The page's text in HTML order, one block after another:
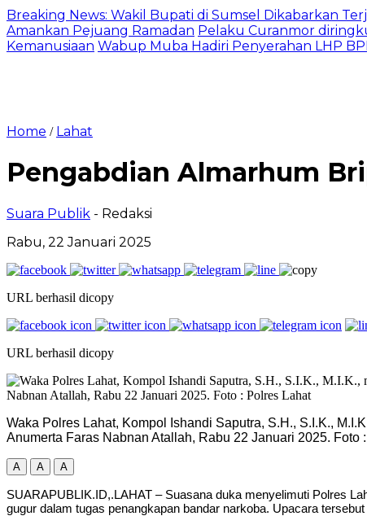
Breaking News: Wakil Bupati di Sumsel Dikabarkan
Amankan Pejuang Ramadan Pelaku Curanmor
Kemanusiaan Wabup Muba Hadiri Penyerahan LHP
Home / Lahat
Pengabdian Almarhum
Suara Publik - Redaksi
Rabu, 22 Januari 2025
URL berhasil dicopy
URL berhasil dicopy
Waka Polres Lahat, Kompol Ishandi Saputra, S.H., S.I.K.,
Anumerta Faras Nabnan Atallah, Rabu 22 Januari 2025. Foto
A A A
SUARAPUBLIK.ID,.LAHAT – Suasana duka menyelimuti Polres
gugur dalam tugas penangkapan bandar narkoba. Upacara